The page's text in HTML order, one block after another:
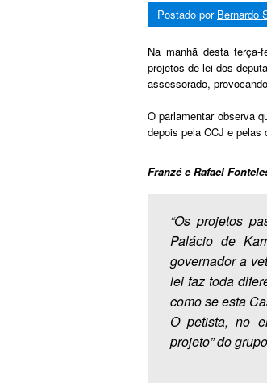
Postado por Bernardo
Na manhã desta
projetos de lei dos
assessorado,
O parlamentar observa
depois pela CCJ e
Franzé e Rafael
“Os projetos
Palácio de
governador a
lei faz toda
como se esta
O petista, no
projeto” do